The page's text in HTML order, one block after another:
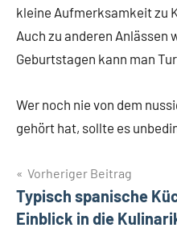
kleine Aufmerksamkeit zu
Auch zu anderen Anlässen
Geburtstagen kann man
Wer noch nie von dem
gehört hat, sollte es
Vorheriger Beitrag
Typisch spanische
Einblick in die